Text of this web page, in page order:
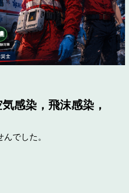
感染，飛沫感染，
でした。